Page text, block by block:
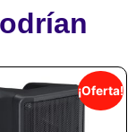
¡Oferta!